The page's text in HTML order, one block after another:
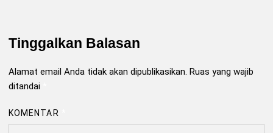
Tinggalkan Balasan
Alamat email Anda tidak akan dipublikasikan. Ruas yang wajib
ditandai
KOMENTAR